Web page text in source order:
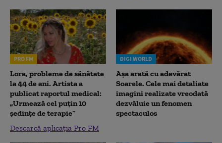
PRO FM
Lora, probleme de sănătate
la 44 de ani. Artista a
publicat raportul medical:
„Urmează cel puțin 10
ședințe de terapie”
Descarcă aplicația Pro FM
DIGI WORLD
Așa arată cu adevărat
Soarele. Cele mai detaliate
imagini realizate vreodată
dezvăluie un fenomen
spectaculos